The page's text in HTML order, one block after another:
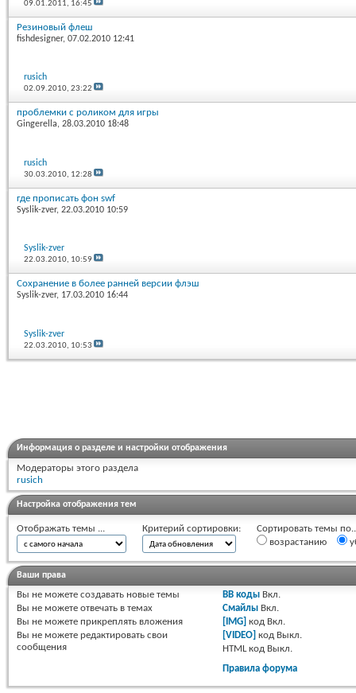
09.01.2011, 16:45
Резиновый флеш
fishdesigner, 07.02.2010 12:41
rusich
02.09.2010,23:22
проблемки с роликом для игры
Gingerella, 28.03.2010 18:48
rusich
30.03.2010, 12:28
где прописать фон swf
Syslik-zver, 22.03.2010 10:59
Syslik-zver
22.03.2010, 10:59
Сохранение в более ранней версии флэш
Syslik-zver, 17.03.2010 16:44
Syslik-zver
22.03.2010, 10:53
Информация о разделе и настройки отображения
Модераторы этого раздела
rusich
Настройка отображения тем
Отображать темы ... Критерий сортировки:
Сортировать темы
возрастанию
Ваши права
Вы не можете создавать новые темы
Вы не можете отвечать в темах
Вы не можете прикреплять вложения
Вы не можете редактировать свои
сообщения
BB коды Вкл.
Смайлы Вкл.
[IMG] код Вкл.
[VIDEO] код Выкл.
HTML код Выкл.
Правила форума